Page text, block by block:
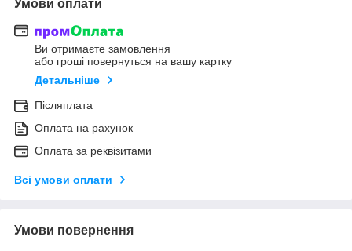
Умови оплати
Ви отримаєте замовлення
або гроші повернуться на вашу картку
Детальніше
Післяплата
Оплата на рахунок
Оплата за реквізитами
Всі умови оплати
Умови повернення